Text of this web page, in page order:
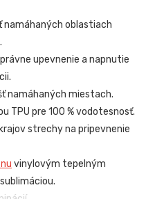
namáhaných oblastiach
upevnenie a napnutie
namáhaných miestach.
TPU pre 100 % vodotesnosť.
strechy na pripevnenie
vinylovým tepelným